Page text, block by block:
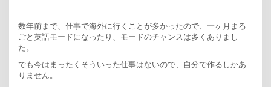
数年前まで、仕事で海外に行くことが多かったので、一ヶ月まる
ごと英語モードになったり、モードのチャンスは多くありまし
た。
でも今はまったくそういった仕事はないので、自分で作るしかあ
りません。